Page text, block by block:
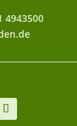
4943500